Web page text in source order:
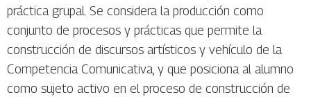
práctica grupal. Se considera la producción como
conjunto de procesos y prácticas que permite la
construcción de discursos artísticos y vehículo de la
Competencia Comunicativa, y que posiciona al alumno
como sujeto activo en el proceso de construcción de